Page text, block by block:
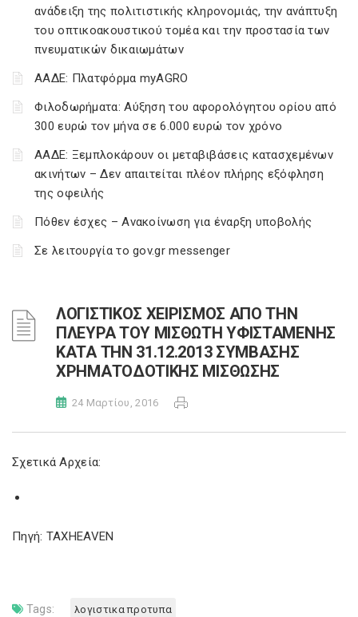
ανάδειξη της πολιτιστικής κληρονομιάς, την ανάπτυξη
του οπτικοακουστικού τομέα και την προστασία των
πνευματικών δικαιωμάτων
ΑΑΔΕ: Πλατφόρμα myAGRO
Φιλοδωρήματα: Αύξηση του αφορολόγητου ορίου από
300 ευρώ τον μήνα σε 6.000 ευρώ τον χρόνο
ΑΑΔΕ: Ξεμπλοκάρουν οι μεταβιβάσεις κατασχεμένων
ακινήτων – Δεν απαιτείται πλέον πλήρης εξόφληση
της οφειλής
Πόθεν έσχες – Ανακοίνωση για έναρξη υποβολής
Σε λειτουργία το gov.gr messenger
ΛΟΓΙΣΤΙΚΟΣ ΧΕΙΡΙΣΜΟΣ ΑΠΟ ΤΗΝ
ΠΛΕΥΡΑ ΤΟΥ ΜΙΣΘΩΤΗ ΥΦΙΣΤΑΜΕΝΗΣ
ΚΑΤΑ ΤΗΝ 31.12.2013 ΣΥΜΒΑΣΗΣ
ΧΡΗΜΑΤΟΔΟΤΙΚΗΣ ΜΙΣΘΩΣΗΣ
24 Μαρτίου, 2016
Σχετικά Αρχεία:
Πηγή: TAXHEAVEN
Tags: λογιστικα προτυπα